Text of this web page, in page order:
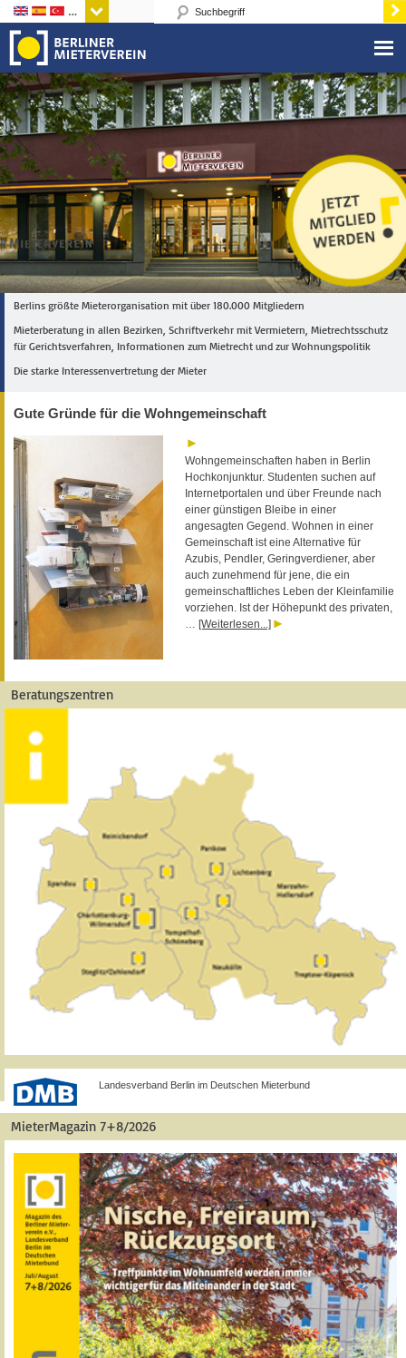
Sprachen
Berlins größte Mieterorganisation mit über 180.000 Mitgliedern
Mieterberatung in allen Bezirken, Schriftverkehr mit Vermietern, Mietrechtsschutz
für Gerichtsverfahren, Informationen zum Mietrecht und zur Wohnungspolitik
Die starke Interessenvertretung der Mieter
Gute Gründe für die Wohngemeinschaft
Wohngemeinschaften haben in Berlin
Hochkonjunktur. Studenten suchen auf
Internetportalen und über Freunde nach
einer günstigen Bleibe in einer
angesagten Gegend. Wohnen in einer
Gemeinschaft ist eine Alternative für
Azubis, Pendler, Geringverdiener, aber
auch zunehmend für jene, die ein
gemeinschaftliches Leben der Kleinfamilie
vorziehen. Ist der Höhepunkt des privaten,
[Weiterlesen...]
Beratungszentren
Landesverband Berlin im Deutschen Mieterbund
MieterMagazin 7+8/2026